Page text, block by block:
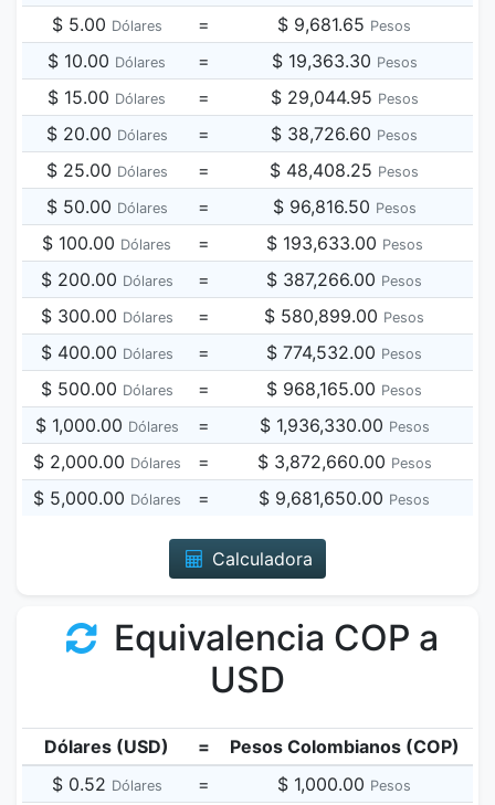
$ 5.00 Dólares = $ 9,681.65 Pesos
$ 10.00 Dólares = $ 19,363.30 Pesos
$ 15.00 Dólares = $ 29,044.95 Pesos
$ 20.00 Dólares = $ 38,726.60 Pesos
$ 25.00 Dólares = $ 48,408.25 Pesos
$ 50.00 Dólares = $ 96,816.50 Pesos
$ 100.00 Dólares = $ 193,633.00 Pesos
$ 200.00 Dólares = $ 387,266.00 Pesos
$ 300.00 Dólares = $ 580,899.00 Pesos
$ 400.00 Dólares = $ 774,532.00 Pesos
$ 500.00 Dólares = $ 968,165.00 Pesos
$ 1,000.00 Dólares = $ 1,936,330.00 Pesos
$ 2,000.00 Dólares = $ 3,872,660.00 Pesos
$ 5,000.00 Dólares = $ 9,681,650.00 Pesos
Calculadora
Equivalencia COP a
USD
Dólares (USD) =
Pesos Colombianos (COP)
$ 0.52 Dólares = $ 1,000.00 Pesos